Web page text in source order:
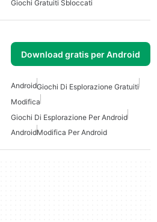
Giochi Gratuiti Sbloccati
Download gratis per Android
AndroidGiochi Di Esplorazione Gratuiti
Modifica
Giochi Di Esplorazione Per Android
AndroidModifica Per Android